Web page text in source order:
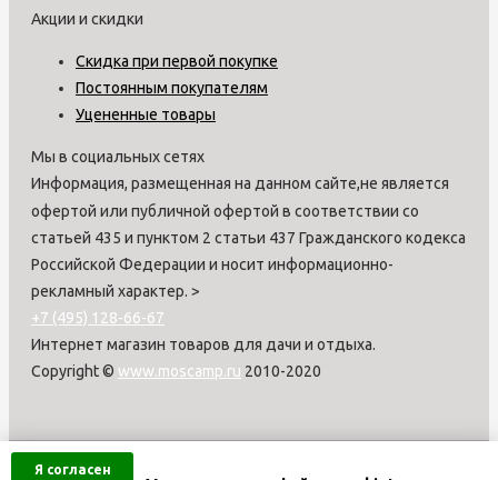
Я согласен
Акции и скидки
Скидка при первой покупке
Постоянным покупателям
Уцененные товары
Мы в социальных сетях
Информация, размещенная на данном сайте,не является
офертой или публичной офертой в соответствии со
статьей 435 и пунктом 2 статьи 437 Гражданского кодекса
Российской Федерации и носит информационно-
рекламный характер. >
+7 (495) 128-66-67
Интернет магазин товаров для дачи и отдыха.
Copyright © www.moscamp.ru 2010-2020